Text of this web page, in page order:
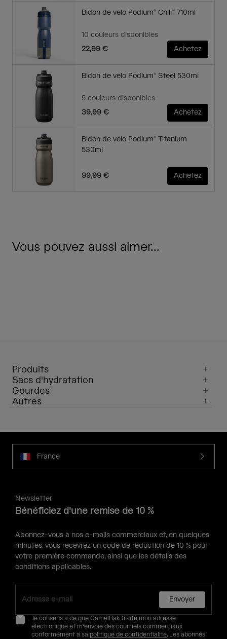
Bidon de vélo Podium® Chill™ 710ml
10 couleurs disponibles
22,99 €
Achetez
Bidon de vélo Podium® Steel 530ml
5 couleurs disponibles
39,99 €
Achetez
Bidon de vélo Podium® Titanium
530ml
99,99 € Achetez
Vous pouvez aussi aimer...
Produits
Sacs d'hydratation
Gourdes
Autres
France
Newsletter
Bénéficiez d'une remise de 10 %
Abonnez-vous à nos e-mails commerciaux et, en quelques
minutes, vous recevrez un code de réduction de 10 % pour
votre première commande, ainsi que les détails des
conditions applicables.
Envoyer
Je consens à ce que CamelBak traite mon adresse
électronique et m'envoie des courriels commerciaux
conformément à sa politique de confidentialité. Les abonnés